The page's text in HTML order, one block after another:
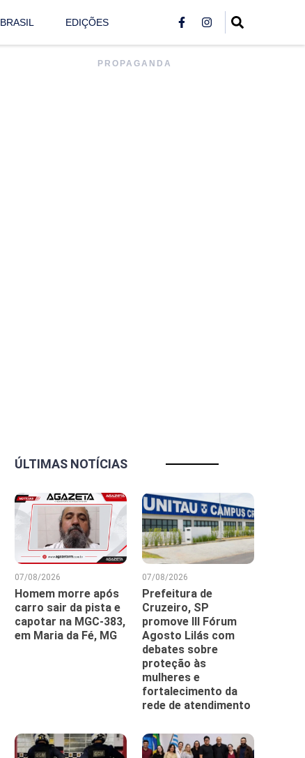
BRASIL EDIÇÕES
PROPAGANDA
ÚLTIMAS NOTÍCIAS
07/08/2026
Homem morre após
carro sair da pista e
capotar na MGC-383,
em Maria da Fé, MG
07/08/2026
Prefeitura de
Cruzeiro, SP
promove III Fórum
Agosto Lilás com
debates sobre
proteção às
mulheres e
fortalecimento da
rede de atendimento